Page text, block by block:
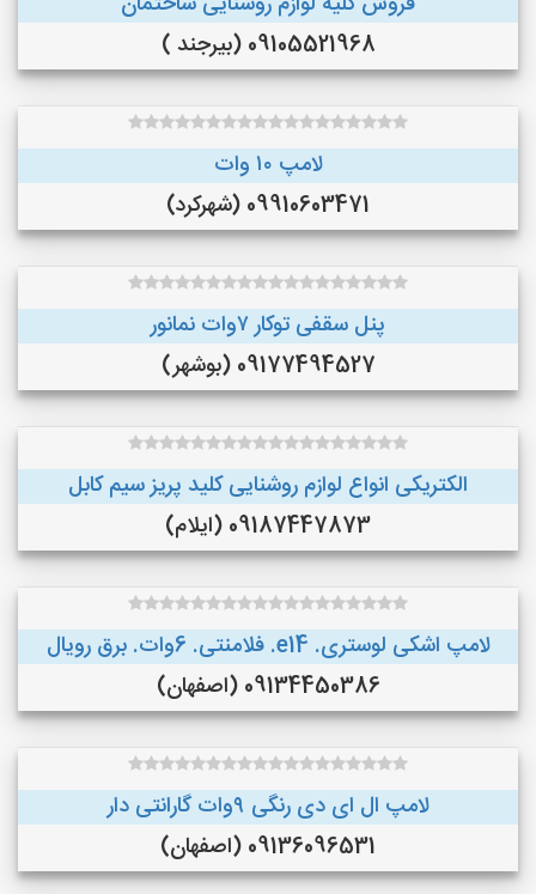
09105521968 (بیرجند )
لامپ ۱۰ وات
09910603471 (شهرکرد)
پنل سقفی توکار ۷وات نمانور
09177494527 (بوشهر)
الکتریکی انواع لوازم روشنایی کلید پریز سیم کابل
09187447873 (ایلام)
لامپ اشکی لوستری. e14. فلامنتی. 6وات. برق رویال
09134450386 (اصفهان)
لامپ ال ای دی رنگی ۹وات گارانتی دار
09136096531 (اصفهان)